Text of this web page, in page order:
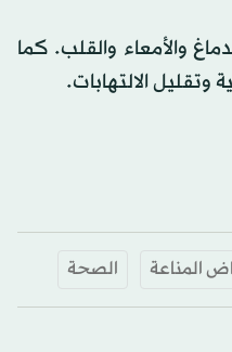
والأمعاء والقلب. كما
وتقليل الالتهابات.
المناعة الصحة